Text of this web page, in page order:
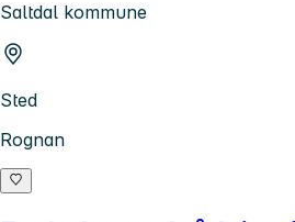
Saltdal kommune
Sted
Rognan